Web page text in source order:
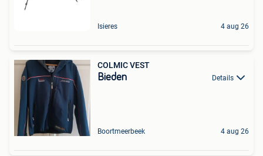
Isieres 4 aug 26
COLMIC VEST
Bieden Details
Boortmeerbeek 4 aug 26